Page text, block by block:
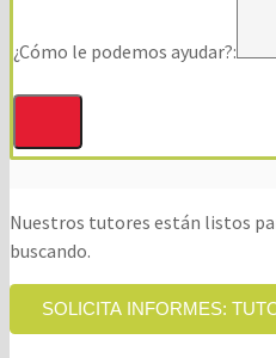
¿Cómo le podemos ayudar?:
Nuestros tutores están listos
buscando.
SOLICITA INFORMES: